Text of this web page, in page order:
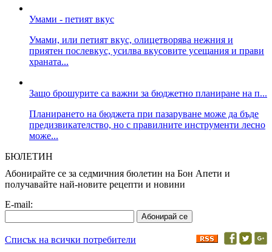
Умами - петият вкус
Умами, или петият вкус, олицетворява нежния и
приятен послевкус, усилва вкусовите усещания и прави
храната...
Защо брошурите са важни за бюджетно планиране на п...
Планирането на бюджета при пазаруване може да бъде
предизвикателство, но с правилните инструменти лесно
може...
БЮЛЕТИН
Абонирайте се за седмичния бюлетин на Бон Апети и
получавайте най-новите рецепти и новини
E-mail:
Списък на всички потребители